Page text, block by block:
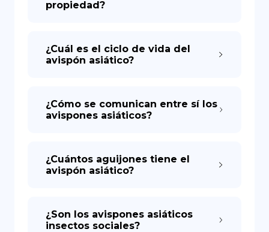
propiedad?
¿Cuál es el ciclo de vida del
avispón asiático?
¿Cómo se comunican entre sí los
avispones asiáticos?
¿Cuántos aguijones tiene el
avispón asiático?
¿Son los avispones asiáticos
insectos sociales?